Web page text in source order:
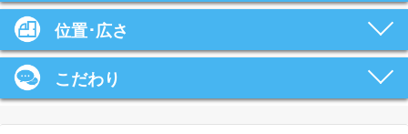
位置･広さ
こだわり